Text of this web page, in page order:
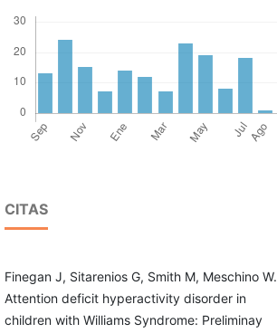
CITAS
Finegan J, Sitarenios G, Smith M, Meschino W.
Attention deficit hyperactivity disorder in
children with Williams Syndrome: Preliminay